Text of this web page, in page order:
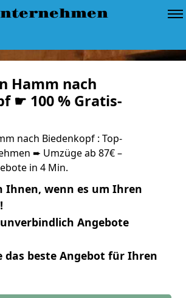
Hamm nach
☛ 100 % Gratis-
nach Biedenkopf : Top-
➨ Umzüge ab 87€ –
in 4 Min.
Ihnen, wenn es um Ihren
Angebote
das beste Angebot für Ihren